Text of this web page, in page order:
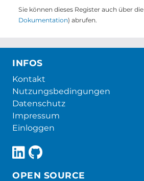
Sie können dieses Register auch über die
Dokumentation) abrufen.
INFOS
Kontakt
Nutzungsbedingungen
Datenschutz
Impressum
Einloggen
OPEN SOURCE